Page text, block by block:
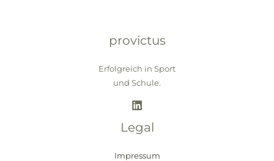
provictus
Erfolgreich in Sport
und Schule.
Legal
Impressum